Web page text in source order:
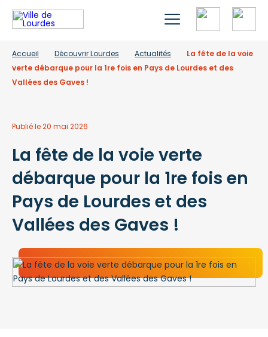
Accueil Découvrir Lourdes Actualités
La fête de la voie
verte débarque pour la 1re fois en Pays de Lourdes et des
Vallées des Gaves !
Publié le 20 mai 2026
La fête de la voie verte
débarque pour la 1re fois en
Pays de Lourdes et des
Vallées des Gaves !